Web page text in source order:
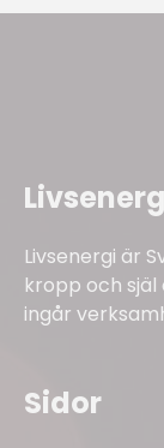
Livsenergi är
kropp och själ
ingår
Sidor